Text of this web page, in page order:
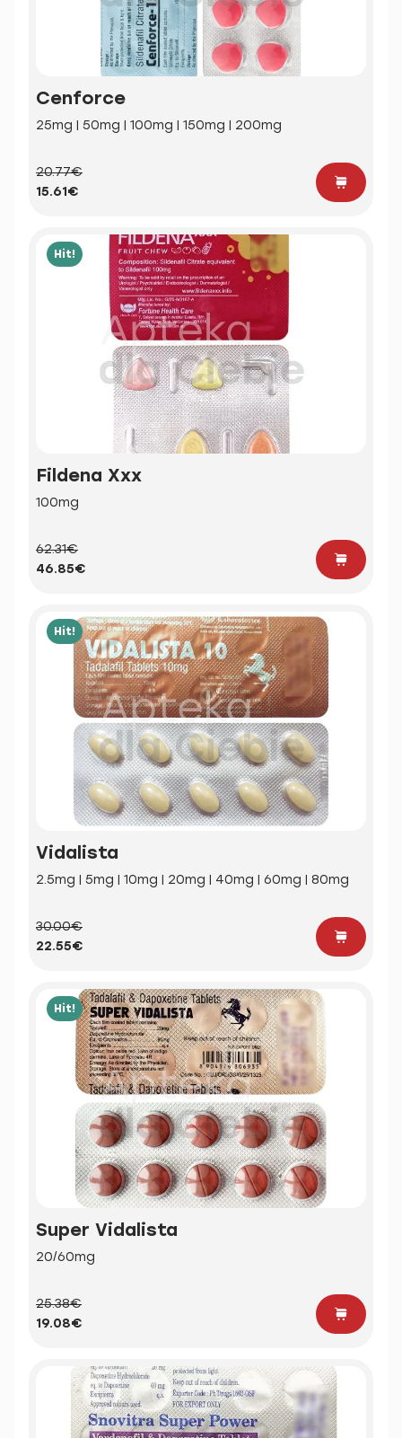
Cenforce
25mg | 50mg | 100mg | 150mg | 200mg
20.77€
15.61€
Hit!
Fildena Xxx
100mg
62.31€
46.85€
Hit!
Vidalista
2.5mg | 5mg | 10mg | 20mg | 40mg | 60mg | 80mg
30.00€
22.55€
Hit!
Super Vidalista
20/60mg
25.38€
19.08€